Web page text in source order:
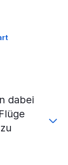
dabei